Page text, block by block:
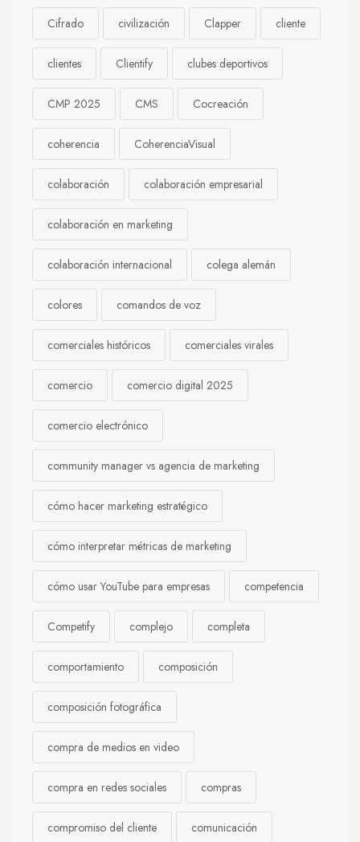
Cifrado civilización Clapper cliente
clientes Clientify clubes deportivos
CMP 2025 CMS Cocreación
coherencia CoherenciaVisual
colaboración colaboración empresarial
colaboración en marketing
colaboración internacional colega alemán
colores comandos de voz
comerciales históricos comerciales virales
comercio comercio digital 2025
comercio electrónico
community manager vs agencia de marketing
cómo hacer marketing estratégico
cómo interpretar métricas de marketing
cómo usar YouTube para empresas competencia
Competify complejo completa
comportamiento composición
composición fotográfica
compra de medios en video
compra en redes sociales compras
compromiso del cliente comunicación